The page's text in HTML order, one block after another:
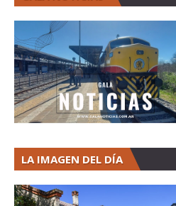
LA IMAGEN DEL DÍA